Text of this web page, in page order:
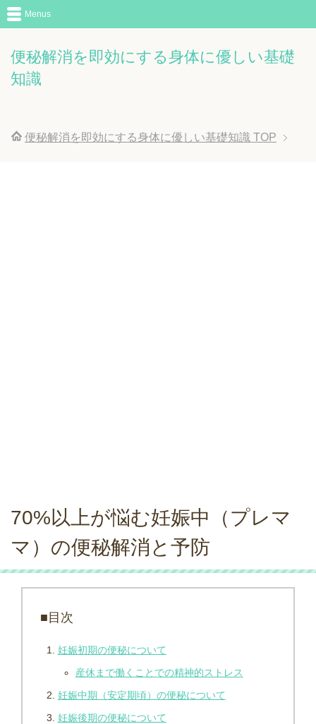
便秘解消を即効にする身体に優しい基礎
知識
Menus
便秘解消を即効にする身体に優しい基礎知識 TOP
70%以上が悩む妊娠中（プレマ
マ）の便秘解消と予防
■目次
妊娠初期の便秘について
産休まで働くことでの精神的ストレス
妊娠中期（安定期頃）の便秘について
妊娠後期の便秘について